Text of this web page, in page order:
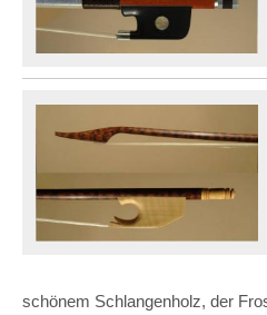
schönem Schlangenholz, der